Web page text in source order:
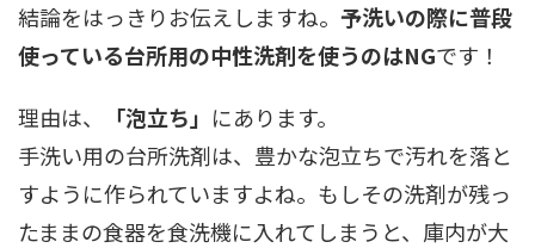
結論をはっきりお伝えしますね。 予洗いの際に普段
使っている台所用の中性洗剤を使うのはNGです！
理由は、
「泡立ち」 にあります。
手洗い用の台所洗剤は、豊かな泡立ちで汚れを落と
すように作られていますよね。もしその洗剤が残っ
たままの食器を食洗機に入れてしまうと、庫内が大